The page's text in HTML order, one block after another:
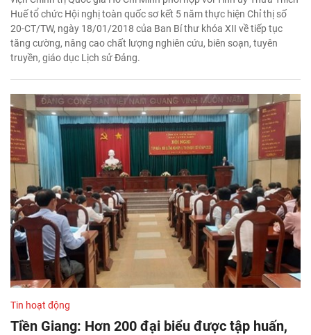
Huế tổ chức Hội nghị toàn quốc sơ kết 5 năm thực hiện Chỉ thị số
20-CT/TW, ngày 18/01/2018 của Ban Bí thư khóa XII về tiếp tục
tăng cường, nâng cao chất lượng nghiên cứu, biên soạn, tuyên
truyền, giáo dục Lịch sử Đảng.
Tin hoạt động
Tiền Giang: Hơn 200 đại biểu được tập huấn,